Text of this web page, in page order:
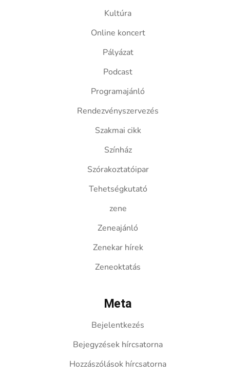
Kultúra
Online koncert
Pályázat
Podcast
Programajánló
Rendezvényszervezés
Szakmai cikk
Színház
Szórakoztatóipar
Tehetségkutató
zene
Zeneajánló
Zenekar hírek
Zeneoktatás
Meta
Bejelentkezés
Bejegyzések hírcsatorna
Hozzászólások hírcsatorna